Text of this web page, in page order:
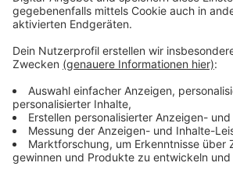
Wird das Projekt beendet?
Anzeige
Zum Thema Wohnraum für
Abfrage an die Pflegeunternehmen
Ergebnisse sollten am 23.02.
Allerdings soll Ende März auch